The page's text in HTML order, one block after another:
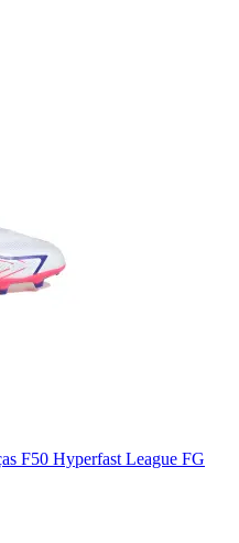
F50 Hyperfast League FG